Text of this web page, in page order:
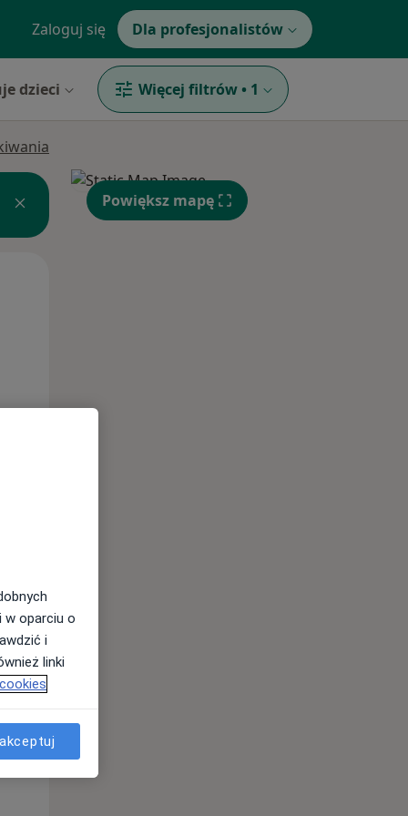
Zaloguj się Dla profesjonalistów
dzieci Więcej filtrów • 1
Wt,
11 Sie
Powiększ mapę
w oparciu o
i
linki